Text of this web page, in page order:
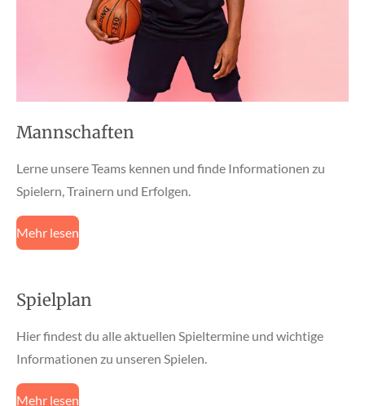
Mannschaften
Lerne unsere Teams kennen und finde Informationen zu
Spielern, Trainern und Erfolgen.
Mehr lesen
Spielplan
Hier findest du alle aktuellen Spieltermine und wichtige
Informationen zu unseren Spielen.
Mehr lesen